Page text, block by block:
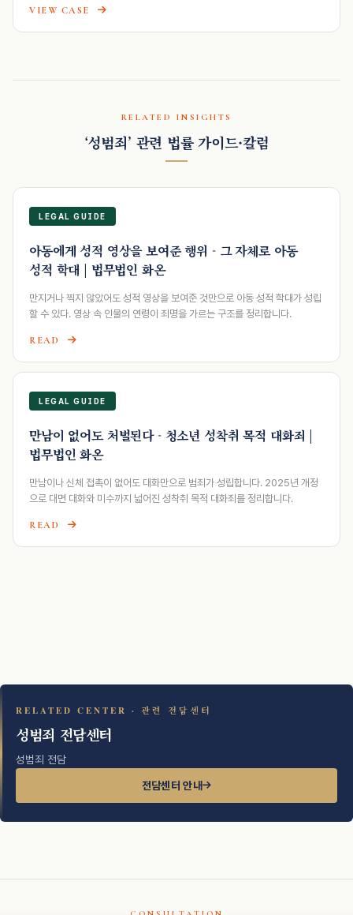
VIEW CASE
RELATED INSIGHTS
‘성범죄’ 관련 법률 가이드·칼럼
LEGAL GUIDE
아동에게 성적 영상을 보여준 행위 - 그 자체로 아동
성적 학대 | 법무법인 화온
만지거나 찍지 않았어도 성적 영상을 보여준 것만으로 아동 성적 학대가 성립
할 수 있다. 영상 속 인물의 연령이 죄명을 가르는 구조를 정리합니다.
READ
LEGAL GUIDE
만남이 없어도 처벌된다 - 청소년 성착취 목적 대화죄 |
법무법인 화온
만남이나 신체 접촉이 없어도 대화만으로 범죄가 성립합니다. 2025년 개정
으로 대면 대화와 미수까지 넓어진 성착취 목적 대화죄를 정리합니다.
READ
RELATED CENTER · 관련 전담센터
성범죄 전담센터
성범죄 전담
전담센터 안내